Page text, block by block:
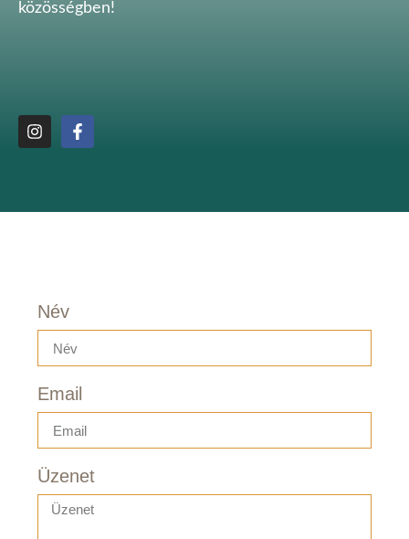
közösségben!
Név
Email
Üzenet